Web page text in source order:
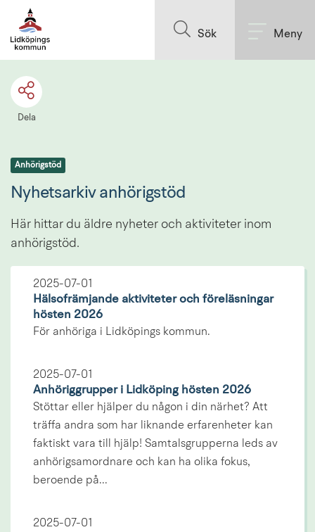
Sök Meny
Dela
Anhörigstöd
Nyhetsarkiv anhörigstöd
Här hittar du äldre nyheter och aktiviteter inom
anhörigstöd.
2025-07-01
Hälsofrämjande aktiviteter och föreläsningar
hösten 2026
För anhöriga i Lidköpings kommun.
2025-07-01
Anhöriggrupper i Lidköping hösten 2026
Stöttar eller hjälper du någon i din närhet? Att
träffa andra som har liknande erfarenheter kan
faktiskt vara till hjälp! Samtalsgrupperna leds av
anhörigsamordnare och kan ha olika fokus,
beroende på...
2025-07-01